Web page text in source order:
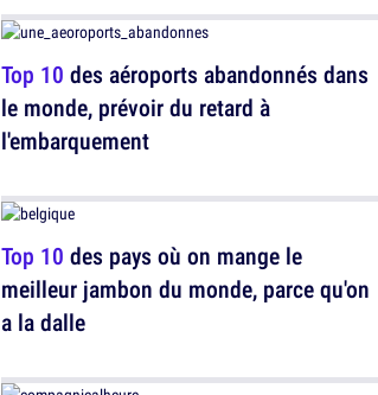
Top 10 des aéroports abandonnés dans
le monde, prévoir du retard à
l'embarquement
Top 10 des pays où on mange le
meilleur jambon du monde, parce qu'on
a la dalle